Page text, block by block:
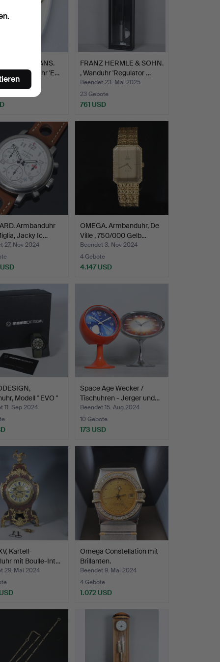
JUNGHANS.
/ Küchenuhr 'E…
8. Jun 2025
FRANZ HERMLE & SOHN.
, Wanduhr 'Regulator …
Beendet 23. Mai 2025
23 Gebote
761 USD
Armbanduhr
Jacky Ic…
27. Nov 2024
OMEGA. Armbanduhr, De
Ville , 750/000 Gelb…
Beendet 3. Nov 2024
4 Gebote
4.147 USD
Modell '' EVO ''
11. Sep 2024
Space Age Wecker /
Tischuhren - Jerger und…
Beendet 15. Aug 2024
10 Gebote
173 USD
Kartell-
mit Boulle-Int…
29. Mai 2024
Omega Constellation mit
Brillanten.
Beendet 9. Mai 2024
4 Gebote
1.072 USD